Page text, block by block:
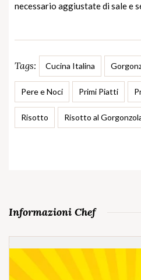
necessario aggiustate di sale e
Tags: Cucina Italina
Pere e Noci Primi Piatti
Risotto Risotto al
Informazioni Chef